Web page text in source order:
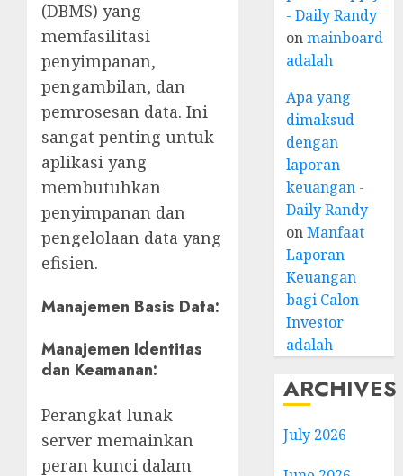
(DBMS) yang
memfasilitasi
penyimpanan,
pengambilan, dan
pemrosesan data. Ini
sangat penting untuk
aplikasi yang
membutuhkan
penyimpanan dan
pengelolaan data yang
efisien.
Manajemen Basis Data:
Manajemen Identitas
dan Keamanan:
Perangkat lunak
server memainkan
peran kunci dalam
- Daily Randy
onmainboard
adalah
Apa yang
dimaksud
dengan
laporan
keuangan -
Daily Randy
onManfaat
Laporan
Keuangan
bagi Calon
Investor
adalah
ARCHIVES
July 2026